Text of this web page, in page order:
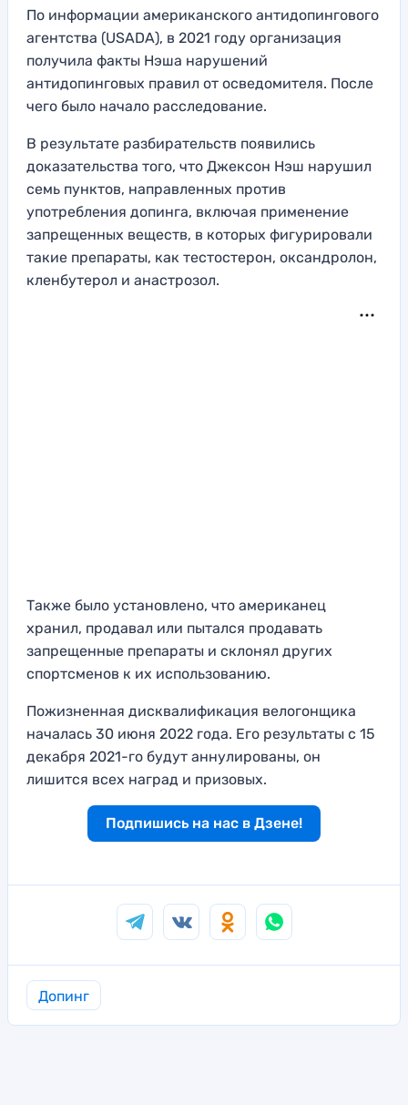
По информации американского антидопингового
агентства (USADA), в 2021 году организация
получила факты Нэша нарушений
антидопинговых правил от осведомителя. После
чего было начало расследование.
В результате разбирательств появились
доказательства того, что Джексон Нэш нарушил
семь пунктов, направленных против
употребления допинга, включая применение
запрещенных веществ, в которых фигурировали
такие препараты, как тестостерон, оксандролон,
кленбутерол и анастрозол.
Также было установлено, что американец
хранил, продавал или пытался продавать
запрещенные препараты и склонял других
спортсменов к их использованию.
Пожизненная дисквалификация велогонщика
началась 30 июня 2022 года. Его результаты с 15
декабря 2021-го будут аннулированы, он
лишится всех наград и призовых.
Подпишись на нас в Дзене!
Допинг